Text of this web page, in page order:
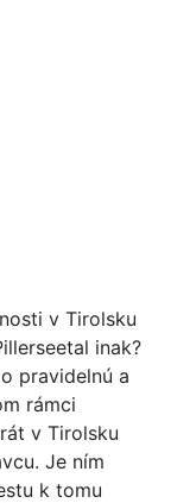
v Tirolsku
inak?
pravidelnú a
rámci
v Tirolsku
Je ním
k tomu